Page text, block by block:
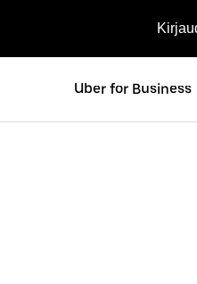
Uber for Business